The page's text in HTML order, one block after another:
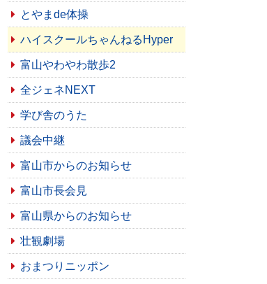
とやまde体操
ハイスクールちゃんねるHyper
富山やわやわ散歩2
全ジェネNEXT
学び舎のうた
議会中継
富山市からのお知らせ
富山市長会見
富山県からのお知らせ
壮観劇場
おまつりニッポン